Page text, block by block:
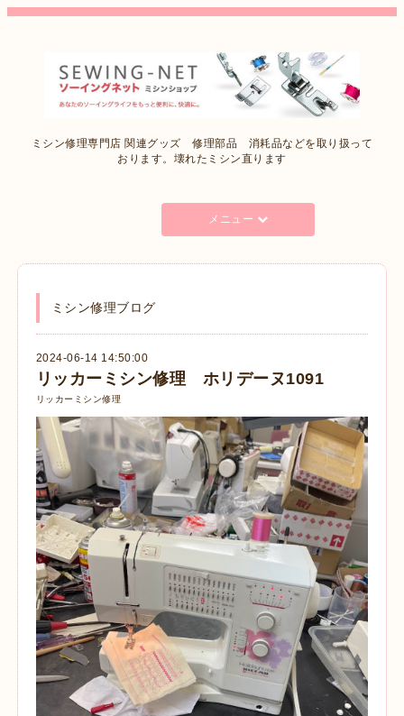
ミシン修理専門店 関連グッズ 修理部品 消耗品などを取り扱って
おります。壊れたミシン直ります
メニュー
ミシン修理ブログ
2024-06-14 14:50:00
リッカーミシン修理 ホリデーヌ1091
リッカーミシン修理